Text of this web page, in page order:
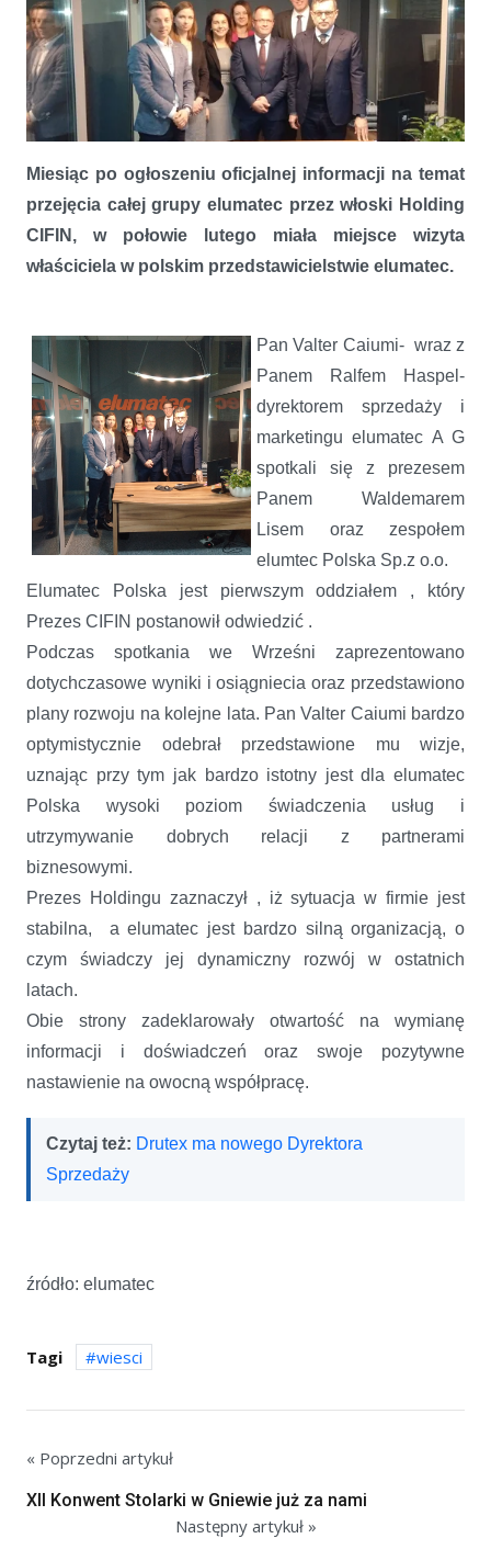
Miesiąc po ogłoszeniu oficjalnej informacji na temat
przejęcia całej grupy elumatec przez włoski Holding
CIFIN, w połowie lutego miała miejsce wizyta
właściciela w polskim przedstawicielstwie elumatec.
Pan Valter Caiumi- wraz z
Panem Ralfem Haspel-
dyrektorem sprzedaży i
marketingu elumatec A G
spotkali się z prezesem
Panem Waldemarem
Lisem oraz zespołem
elumtec Polska Sp.z o.o.
Elumatec Polska jest pierwszym oddziałem , który
Prezes CIFIN postanowił odwiedzić .
Podczas spotkania we Wrześni zaprezentowano
dotychczasowe wyniki i osiągniecia oraz przedstawiono
plany rozwoju na kolejne lata. Pan Valter Caiumi bardzo
optymistycznie odebrał przedstawione mu wizje,
uznając przy tym jak bardzo istotny jest dla elumatec
Polska wysoki poziom świadczenia usług i
utrzymywanie dobrych relacji z partnerami
biznesowymi.
Prezes Holdingu zaznaczył , iż sytuacja w firmie jest
stabilna, a elumatec jest bardzo silną organizacją, o
czym świadczy jej dynamiczny rozwój w ostatnich
latach.
Obie strony zadeklarowały otwartość na wymianę
informacji i doświadczeń oraz swoje pozytywne
nastawienie na owocną współpracę.
Czytaj też: Drutex ma nowego Dyrektora
Sprzedaży
źródło: elumatec
Tagi wiesci
« Poprzedni artykuł
XII Konwent Stolarki w Gniewie już za nami
Następny artykuł »